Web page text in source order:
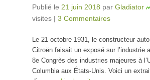
Publié le 21 juin 2018 par Gladiator
visites | 3 Commentaires
Le 21 octobre 1931, le constructeur
Citroën faisait un exposé sur l’industrie
8e Congrès des industries majeures à
Columbia aux États-Unis. Voici un